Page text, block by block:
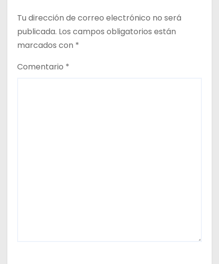
Tu dirección de correo electrónico no será
publicada. Los campos obligatorios están
marcados con *
Comentario *